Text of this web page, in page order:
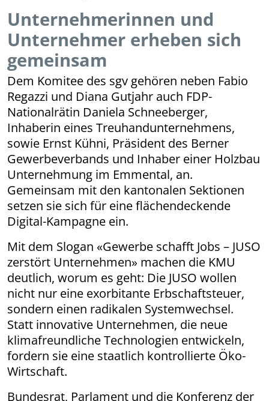
Unternehmerinnen und
Unternehmer erheben sich
gemeinsam
Dem Komitee des sgv gehören neben Fabio
Regazzi und Diana Gutjahr auch FDP-
Nationalrätin Daniela Schneeberger,
Inhaberin eines Treuhandunternehmens,
sowie Ernst Kühni, Präsident des Berner
Gewerbeverbands und Inhaber einer Holzbau
Unternehmung im Emmental, an.
Gemeinsam mit den kantonalen Sektionen
setzen sie sich für eine flächendeckende
Digital-Kampagne ein.
Mit dem Slogan «Gewerbe schafft Jobs – JUSO
zerstört Unternehmen» machen die KMU
deutlich, worum es geht: Die JUSO wollen
nicht nur eine exorbitante Erbschaftsteuer,
sondern einen radikalen Systemwechsel.
Statt innovative Unternehmen, die neue
klimafreundliche Technologien entwickeln,
fordern sie eine staatlich kontrollierte Öko-
Wirtschaft.
Bundesrat, Parlament und die Konferenz der